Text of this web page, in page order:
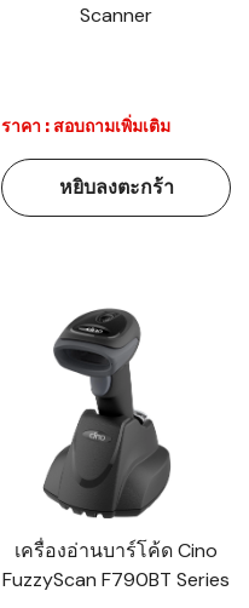
Scanner
ราคา : สอบถามเพิ่มเติม
หยิบลงตะกร้า
เครื่องอ่านบาร์โค้ด Cino
FuzzyScan F790BT Series